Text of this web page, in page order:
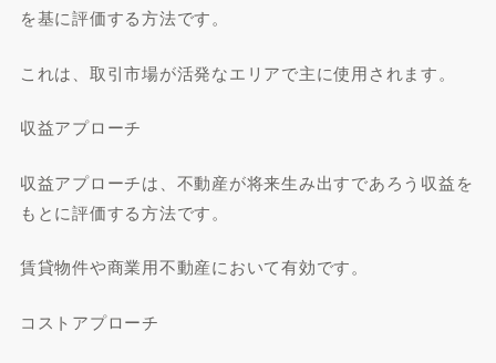
を基に評価する方法です。
これは、取引市場が活発なエリアで主に使用されます。
収益アプローチ
収益アプローチは、不動産が将来生み出すであろう収益を
もとに評価する方法です。
賃貸物件や商業用不動産において有効です。
コストアプローチ